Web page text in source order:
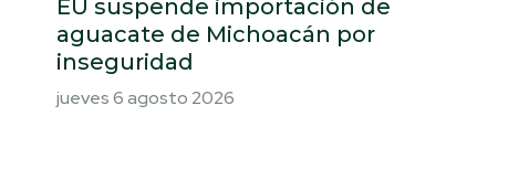
EU suspende importación de
aguacate de Michoacán por
inseguridad
jueves 6 agosto 2026